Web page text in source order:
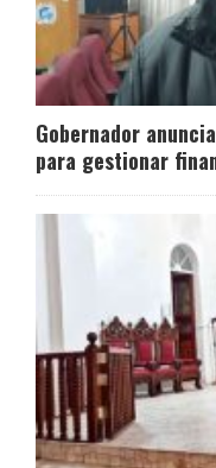
Gobernador
para gestionar